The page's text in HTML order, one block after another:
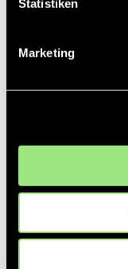
Statistiken
Marketing